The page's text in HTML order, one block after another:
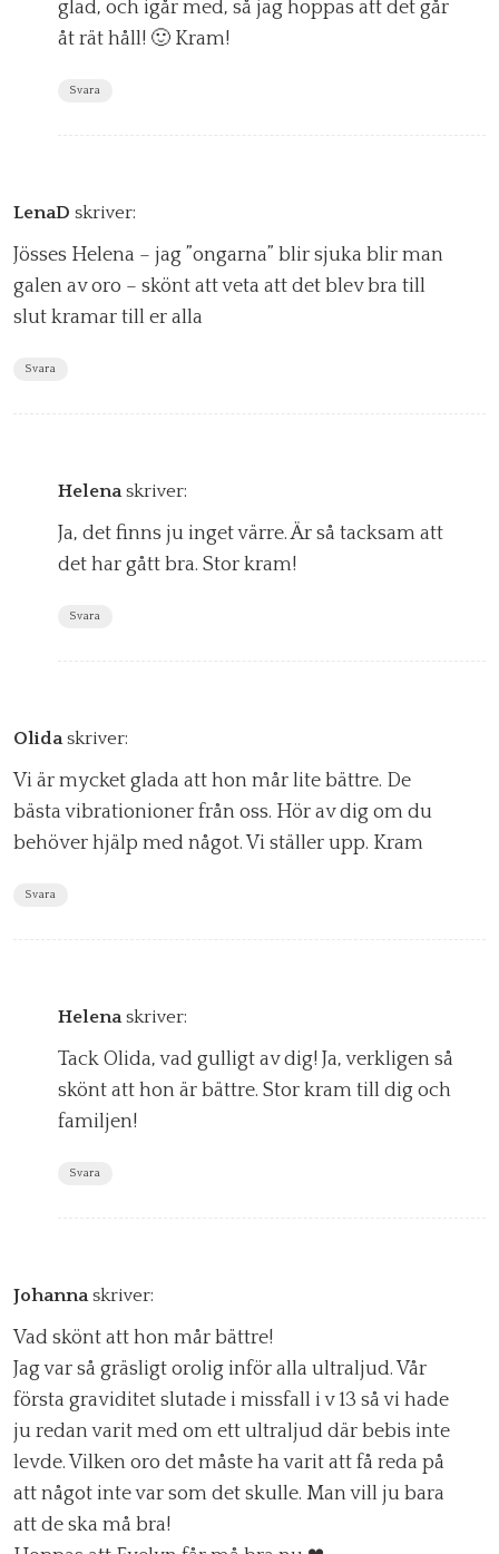
glad, och igår med, så jag hoppas att det går
åt rät håll! 🙂 Kram!
Svara
LenaD skriver:
Jösses Helena – jag ”ongarna” blir sjuka blir man
galen av oro – skönt att veta att det blev bra till
slut kramar till er alla
Svara
Helena skriver:
Ja, det finns ju inget värre. Är så tacksam att
det har gått bra. Stor kram!
Svara
Olida skriver:
Vi är mycket glada att hon mår lite bättre. De
bästa vibrationioner från oss. Hör av dig om du
behöver hjälp med något. Vi ställer upp. Kram
Svara
Helena skriver:
Tack Olida, vad gulligt av dig! Ja, verkligen så
skönt att hon är bättre. Stor kram till dig och
familjen!
Svara
Johanna skriver:
Vad skönt att hon mår bättre!
Jag var så gräsligt orolig inför alla ultraljud. Vår
första graviditet slutade i missfall i v 13 så vi hade
ju redan varit med om ett ultraljud där bebis inte
levde. Vilken oro det måste ha varit att få reda på
att något inte var som det skulle. Man vill ju bara
att de ska må bra!